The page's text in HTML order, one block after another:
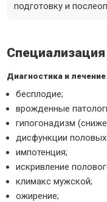
подготовку и
Специализация
Диагностика и
бесплодие;
врожденные
гипогонадизм
дисфункции
импотенция;
искривление
климакс мужской;
ожирение;